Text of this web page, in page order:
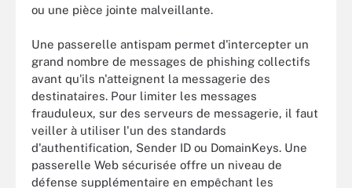
ou une pièce jointe malveillante.
Une passerelle antispam permet d'intercepter un
grand nombre de messages de phishing collectifs
avant qu'ils n'atteignent la messagerie des
destinataires. Pour limiter les messages
frauduleux, sur des serveurs de messagerie, il faut
veiller à utiliser l'un des standards
d'authentification, Sender ID ou DomainKeys. Une
passerelle Web sécurisée offre un niveau de
défense supplémentaire en empêchant les